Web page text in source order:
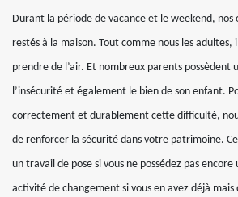
Durant la période de vacance et le weekend, nos
restés à la maison. Tout comme nous les adultes,
prendre de l’air. Et nombreux parents possèdent
l’insécurité et également le bien de son enfant.
correctement et durablement cette difficulté,
de renforcer la sécurité dans votre patrimoine.
un travail de pose si vous ne possédez pas
activité de changement si vous en avez déjà mais